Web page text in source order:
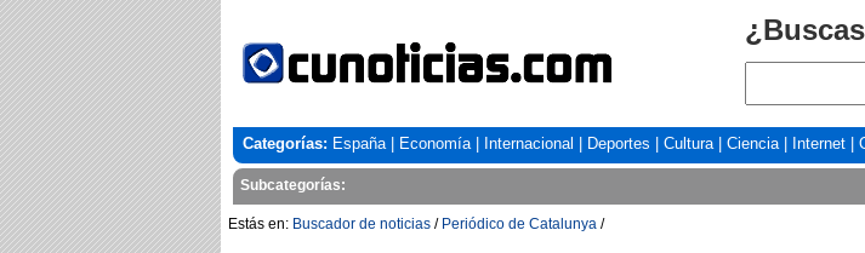
Categorías: España| Economía| Internacional Deportes Cultura| Ciencia| Internet
Subcategorías:
Estás en: Buscador de noticias / Periódico de Catalunya /